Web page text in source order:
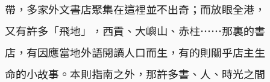
帶，多家外文書店聚集在這裡並不出奇；而放眼全港，
又有許多「飛地」，西貢、大嶼山、赤柱⋯⋯那裏的書
店，有因應當地外語閱讀人口而生，有的則關乎店主生
命的小故事。本則指南之外，那許多書、人、時光之間